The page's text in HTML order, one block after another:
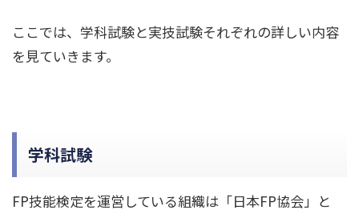
ここでは、学科試験と実技試験それぞれの詳しい内容
を見ていきます。
学科試験
FP技能検定を運営している組織は「日本FP協会」と